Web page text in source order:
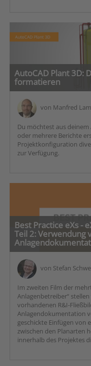
AutoCAD Plant 3D:
formatieren
von Manfred
Du möchtest aus deinem
oder mehrere Berichte
Projektkonfiguration
zur Verfügung.
Best Practice eXs -
Teil 2: Verwendung
von Stefan
Im zweiten Film der
Anlagenbetreiber“
vorhandenen R&I-
Anlagendokumentation
geschickte Einfügen von
zwischen den Planarten
innerhalb des Projektes